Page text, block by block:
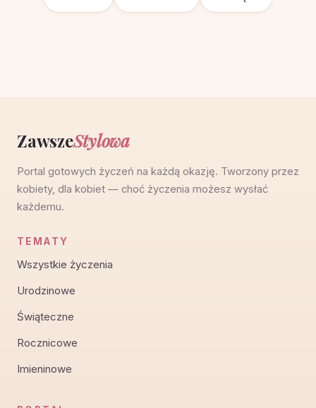
ZawszeStylowa
Portal gotowych życzeń na każdą okazję. Tworzony przez
kobiety, dla kobiet — choć życzenia możesz wysłać
każdemu.
TEMATY
Wszystkie życzenia
Urodzinowe
Świąteczne
Rocznicowe
Imieninowe